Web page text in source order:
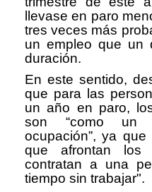
llevase en paro
tres veces más
un empleo que un
duración.
En este sentido,
que para las
un año en paro,
son “como un
ocupación”, ya que
que afrontan los
contratan a una
tiempo sin trabajar".